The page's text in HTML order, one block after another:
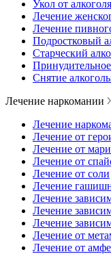
Укол от алкоголя
Лечение
Лечение
Подростковый
Старческий
Снятие
Лечение наркомании
Лечение
Лечение от
Лечение от
Лечение от
Лечение от соли
Лечение
Лечение
Лечение
Лечение
Лечение от
Лечение от